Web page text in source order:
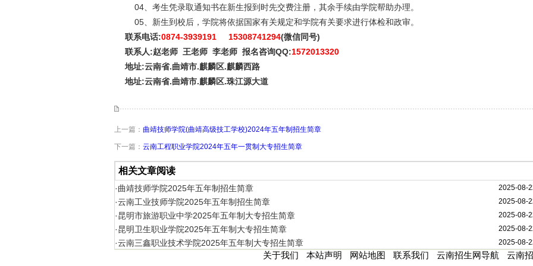
04、考生凭录取通知书在新生报到时先交费注册，其余手续由学院帮助办理。
05、新生到校后，学院将依据国家有关规定和学院有关要求进行体检和政审。
联系电话:0874-3939191 15308741294(微信同号)
联系人:赵老师 王老师 李老师 报名咨询QQ:1572013320
地址:云南省.曲靖市.麒麟区.麒麟西路
地址:云南省.曲靖市.麒麟区.珠江源大道
上一篇： 曲靖技师学院(曲靖高级技工学校)2024年五年制招生简章
下一篇： 云南工程职业学院2024年五年一贯制大专招生简章
相关文章阅读
·曲靖技师学院2025年五年制招生简章 2025-08-
·云南工业技师学院2025年五年制招生简章 2025-08-
·昆明市旅游职业中学2025年五年制大专招生简章 2025-08-
·昆明卫生职业学院2025年五年制大专招生简章 2025-08-
·云南三鑫职业技术学院2025年五年制大专招生简章 2025-08-
关于我们 本站声明 网站地图 联系我们 云南招生网导航 云南